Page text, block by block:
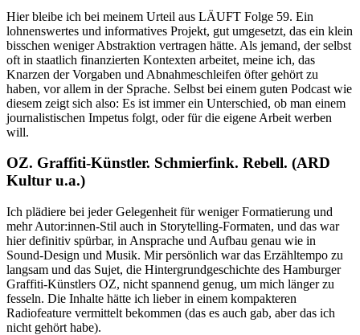
Hier bleibe ich bei meinem Urteil aus LÄUFT Folge 59. Ein
lohnenswertes und informatives Projekt, gut umgesetzt, das ein klein
bisschen weniger Abstraktion vertragen hätte. Als jemand, der selbst
oft in staatlich finanzierten Kontexten arbeitet, meine ich, das
Knarzen der Vorgaben und Abnahmeschleifen öfter gehört zu
haben, vor allem in der Sprache. Selbst bei einem guten Podcast wie
diesem zeigt sich also: Es ist immer ein Unterschied, ob man einem
journalistischen Impetus folgt, oder für die eigene Arbeit werben
will.
OZ. Graffiti-Künstler. Schmierfink. Rebell. (ARD
Kultur u.a.)
Ich plädiere bei jeder Gelegenheit für weniger Formatierung und
mehr Autor:innen-Stil auch in Storytelling-Formaten, und das war
hier definitiv spürbar, in Ansprache und Aufbau genau wie in
Sound-Design und Musik. Mir persönlich war das Erzähltempo zu
langsam und das Sujet, die Hintergrundgeschichte des Hamburger
Graffiti-Künstlers OZ, nicht spannend genug, um mich länger zu
fesseln. Die Inhalte hätte ich lieber in einem kompakteren
Radiofeature vermittelt bekommen (das es auch gab, aber das ich
nicht gehört habe).